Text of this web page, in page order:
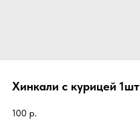
Хинкали с курицей 1шт
100 р.